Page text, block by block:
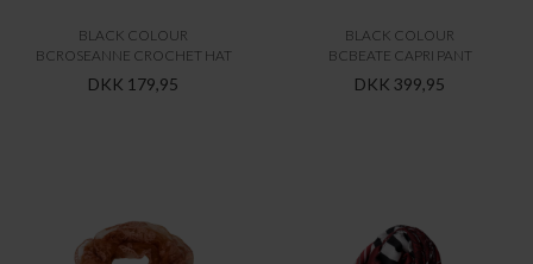
BLACK COLOUR
BCROSEANNE CROCHET HAT
DKK 179,95
BLACK COLOUR
BCBEATE CAPRI PANT
DKK 399,95